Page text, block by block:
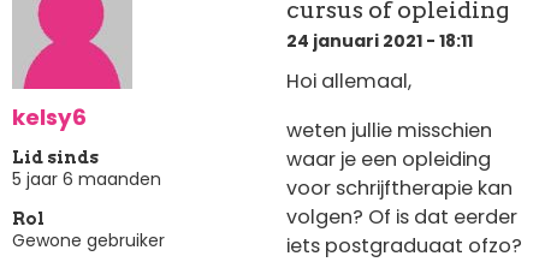
kelsy6
Lid sinds
5 jaar 6 maanden
Rol
Gewone gebruiker
cursus of opleiding
24 januari 2021 - 18:11
Hoi allemaal,
weten jullie misschien
waar je een opleiding
voor schrijftherapie kan
volgen? Of is dat eerder
iets postgraduaat ofzo?